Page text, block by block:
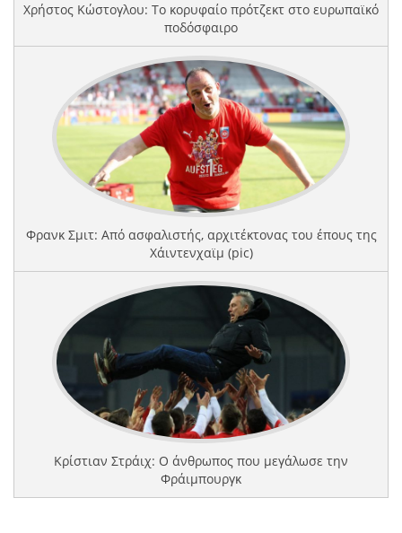
Χρήστος Κώστογλου: Το κορυφαίο πρότζεκτ στο ευρωπαϊκό
ποδόσφαιρο
Φρανκ Σμιτ: Από ασφαλιστής, αρχιτέκτονας του έπους της
Χάιντενχαϊμ (pic)
Κρίστιαν Στράιχ: Ο άνθρωπος που μεγάλωσε την
Φράιμπουργκ